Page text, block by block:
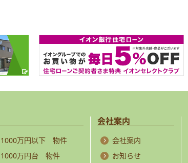
1000万円以下 物件
1000万円台 物件
会社案内
会社案内
お知らせ